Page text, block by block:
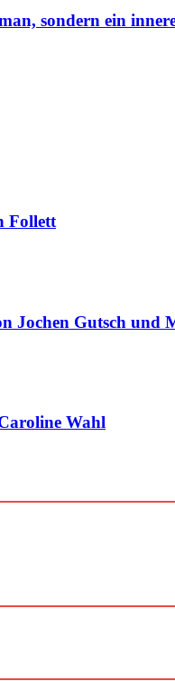
sondern ein
Follett
Jochen Gutsch und
Wahl